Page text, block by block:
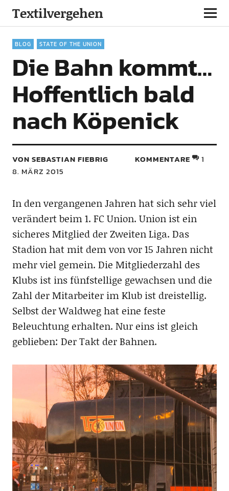
Textilvergehen
BLOG STATE OF THE UNION
Die Bahn kommt…
Hoffentlich bald
nach Köpenick
VON SEBASTIAN FIEBRIG
8. MÄRZ 2015
KOMMENTARE 1
In den vergangenen Jahren hat sich sehr viel
verändert beim 1. FC Union. Union ist ein
sicheres Mitglied der Zweiten Liga. Das
Stadion hat mit dem von vor 15 Jahren nicht
mehr viel gemein. Die Mitgliederzahl des
Klubs ist ins fünfstellige gewachsen und die
Zahl der Mitarbeiter im Klub ist dreistellig.
Selbst der Waldweg hat eine feste
Beleuchtung erhalten. Nur eins ist gleich
geblieben: Der Takt der Bahnen.